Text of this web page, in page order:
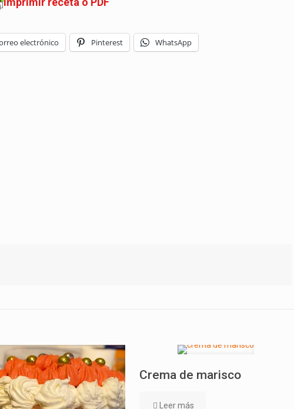
electrónico Pinterest WhatsApp
Crema de marisco
Leer más